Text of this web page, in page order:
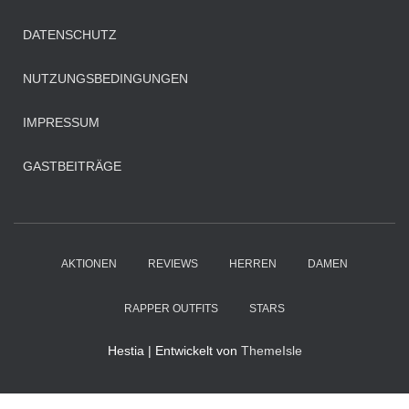
DATENSCHUTZ
NUTZUNGSBEDINGUNGEN
IMPRESSUM
GASTBEITRÄGE
AKTIONEN REVIEWS HERREN DAMEN
RAPPER OUTFITS STARS
Hestia | Entwickelt von ThemeIsle